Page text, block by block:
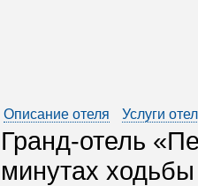
Описание отеля Услуги
Гранд-отель
минутах